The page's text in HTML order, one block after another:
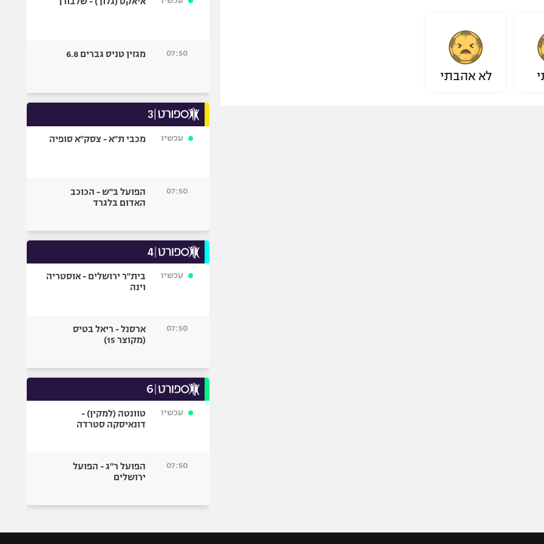
לא אהבתי
07:50 מגזין טניס גברים 6.8
עכשיו מכבי ת"א - צסק"א סופיה
07:50
הפועל ב"ש - הכוכב
האדום בלגרד
עכשיו
בית"ר ירושלים - אוסטריה
וינה
07:50
ארסנל - ריאל בטיס
(מקוצר 15)
עכשיו
טוונטה (למקין) -
דונאיסקה סטרדה
07:50
הפועל ר"ג - הפועל
ירושלים